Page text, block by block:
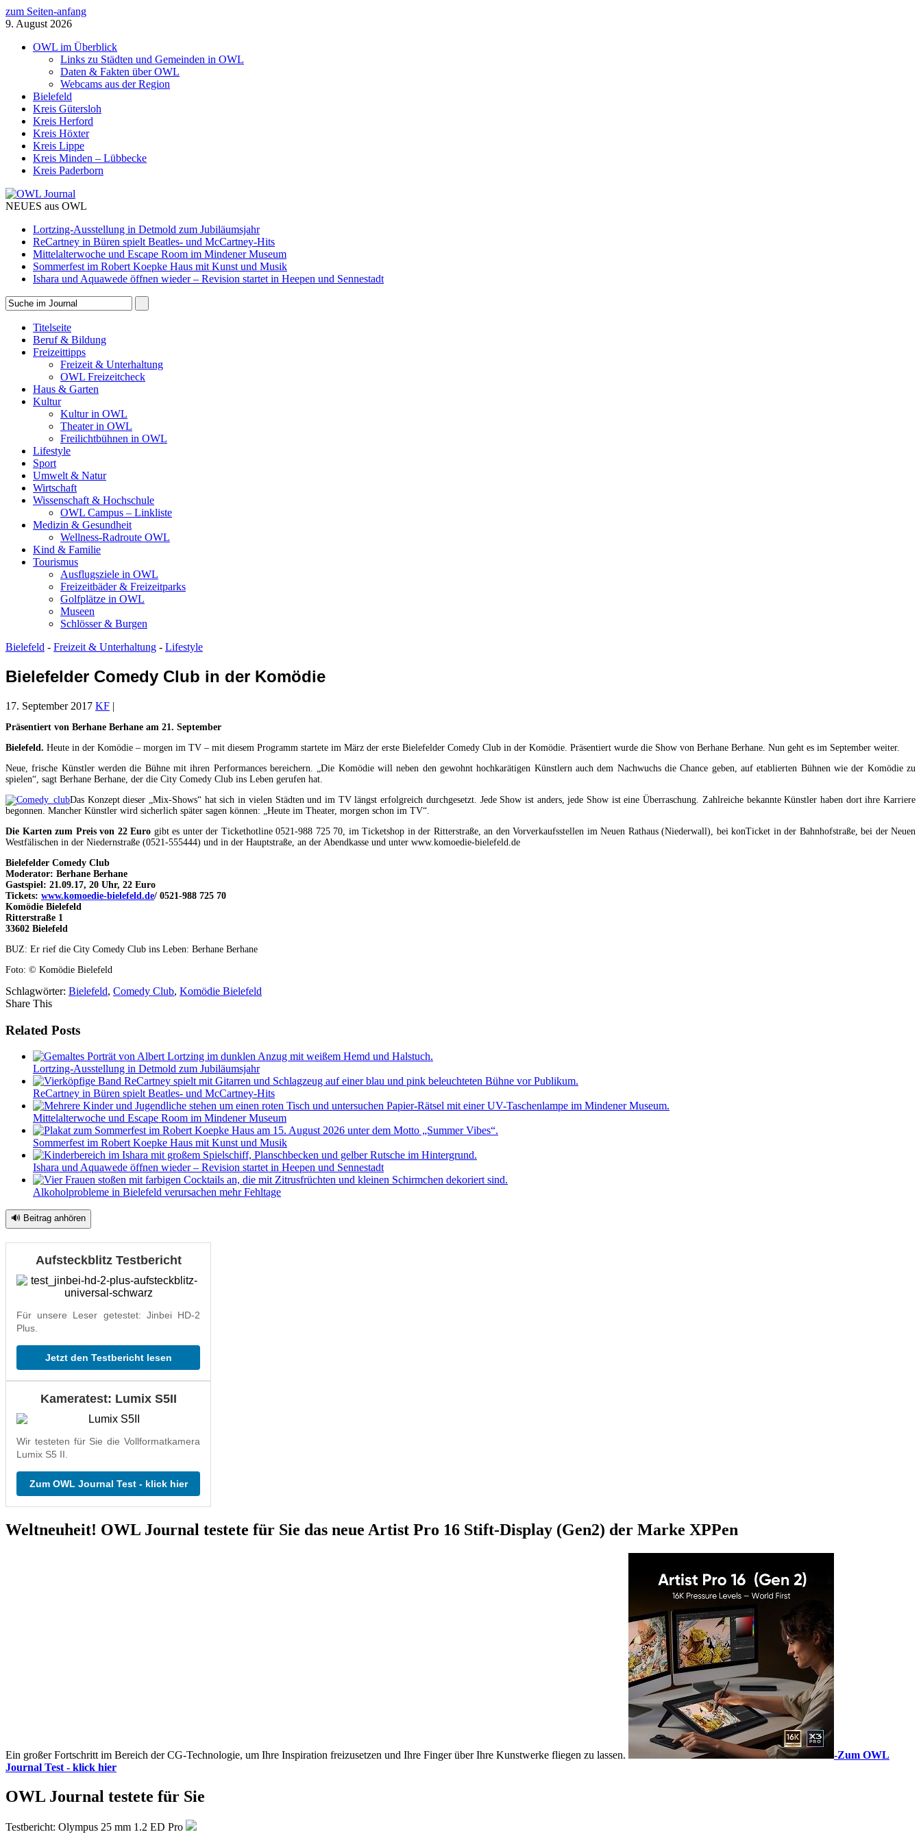
zum Seiten-anfang
9. August 2026
OWL im Überblick
Links zu Städten und Gemeinden in OWL
Daten & Fakten über OWL
Webcams aus der Region
Bielefeld
Kreis Gütersloh
Kreis Herford
Kreis Höxter
Kreis Lippe
Kreis Minden – Lübbecke
Kreis Paderborn
NEUES aus OWL
Lortzing-Ausstellung in Detmold zum Jubiläumsjahr
ReCartney in Büren spielt Beatles- und McCartney-Hits
Mittelalterwoche und Escape Room im Mindener Museum
Sommerfest im Robert Koepke Haus mit Kunst und Musik
Ishara und Aquawede öffnen wieder – Revision startet in Heepen und Sennestadt
Titelseite
Beruf & Bildung
Freizeittipps
Freizeit & Unterhaltung
OWL Freizeitcheck
Haus & Garten
Kultur
Kultur in OWL
Theater in OWL
Freilichtbühnen in OWL
Lifestyle
Sport
Umwelt & Natur
Wirtschaft
Wissenschaft & Hochschule
OWL Campus – Linkliste
Medizin & Gesundheit
Wellness-Radroute OWL
Kind & Familie
Tourismus
Ausflugsziele in OWL
Freizeitbäder & Freizeitparks
Golfplätze in OWL
Museen
Schlösser & Burgen
Bielefeld - Freizeit & Unterhaltung - Lifestyle
Bielefelder Comedy Club in der Komödie
17. September 2017 KF |
Präsentiert von Berhane Berhane am 21. September
Bielefeld. Heute in der Komödie – morgen im TV – mit diesem Programm startete im März der erste Bielefelder Comedy Club in der Komödie. Präsentiert wurde die Show von Berhane Berhane. Nun geht es im September weiter.
Neue, frische Künstler werden die Bühne mit ihren Performances bereichern. „Die Komödie will neben den gewohnt hochkarätigen Künstlern auch dem Nachwuchs die Chance geben, auf etablierten Bühnen wie der Komödie zu
spielen“, sagt Berhane Berhane, der die City Comedy Club ins Leben gerufen hat.
Das Konzept dieser „Mix-Shows“ hat sich in vielen Städten und im TV längst erfolgreich durchgesetzt. Jede Show ist anders, jede Show ist eine Überraschung. Zahlreiche bekannte Künstler haben dort ihre Karriere
begonnen. Mancher Künstler wird sicherlich später sagen können: „Heute im Theater, morgen schon im TV“.
Die Karten zum Preis von 22 Euro gibt es unter der Tickethotline 0521-988 725 70, im Ticketshop in der Ritterstraße, an den Vorverkaufsstellen im Neuen Rathaus (Niederwall), bei konTicket in der Bahnhofstraße, bei der Neuen
Westfälischen in der Niedernstraße (0521-555444) und in der Hauptstraße, an der Abendkasse und unter www.komoedie-bielefeld.de
Bielefelder Comedy Club
Moderator: Berhane Berhane
Gastspiel: 21.09.17, 20 Uhr, 22 Euro
Tickets: www.komoedie-bielefeld.de/ 0521-988 725 70
Komödie Bielefeld
Ritterstraße 1
33602 Bielefeld
BUZ: Er rief die City Comedy Club ins Leben: Berhane Berhane
Foto: © Komödie Bielefeld
Schlagwörter: Bielefeld, Comedy Club, Komödie Bielefeld
Share This
Related Posts
Lortzing-Ausstellung in Detmold zum Jubiläumsjahr
ReCartney in Büren spielt Beatles- und McCartney-Hits
Mittelalterwoche und Escape Room im Mindener Museum
Sommerfest im Robert Koepke Haus mit Kunst und Musik
Ishara und Aquawede öffnen wieder – Revision startet in Heepen und Sennestadt
Alkoholprobleme in Bielefeld verursachen mehr Fehltage
🔊 Beitrag anhören
Aufsteckblitz Testbericht
Für unsere Leser getestet: Jinbei HD-2
Plus.
Jetzt den Testbericht lesen
Kameratest: Lumix S5II
Wir testeten für Sie die Vollformatkamera
Lumix S5 II.
Zum OWL Journal Test - klick hier
Weltneuheit! OWL Journal testete für Sie das neue Artist Pro 16 Stift-Display (Gen2) der Marke XPPen
Ein großer Fortschritt im Bereich der CG-Technologie, um Ihre Inspiration freizusetzen und Ihre Finger über Ihre Kunstwerke fliegen zu lassen. -Zum OWL
Journal Test - klick hier
OWL Journal testete für Sie
Testbericht: Olympus 25 mm 1.2 ED Pro